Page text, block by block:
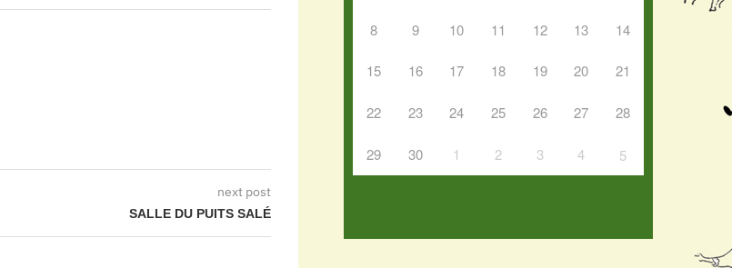
next post
SALLE DU PUITS SALÉ
8 9 10 11 12 13 14
15 16 17 18 19 20 21
22 23 24 25 26 27 28
29 30 1 2 3 4 5